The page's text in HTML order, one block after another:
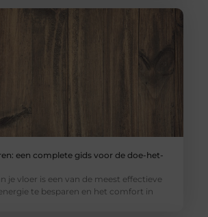
een complete gids voor de doe-het-
je vloer is een van de meest effectieve
te besparen en het comfort in